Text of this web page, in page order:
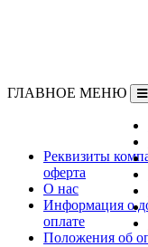
ГЛАВНОЕ МЕНЮ
Реквизиты
оферта
О нас
Информация о
оплате
Положения об